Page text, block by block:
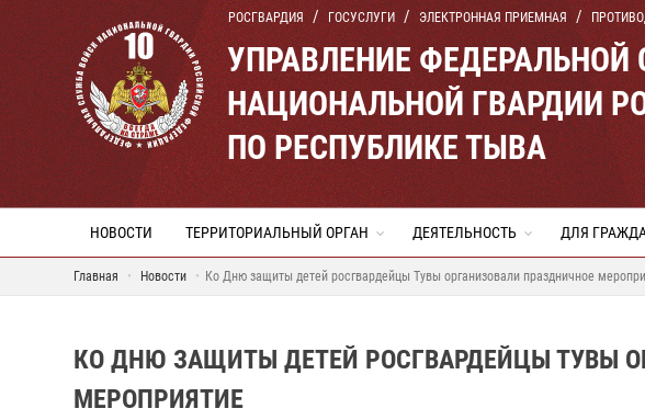
РОСГВАРДИЯ ГОСУСЛУГИ ЭЛЕКТРОННАЯ ПРИЕМНАЯ
УПРАВЛЕНИЕ
НАЦИОНАЛЬНОЙ ГВАРДИИ
ПО РЕСПУБЛИКЕ ТЫВА
НОВОСТИ ТЕРРИТОРИАЛЬНЫЙ ОРГАН ДЕЯТЕЛЬНОСТЬ ДЛЯ
Главная Новости Ко Дню защиты детей росгвардейцы Тувы организовали праздничное
КО ДНЮ ЗАЩИТЫ ДЕТЕЙ РОСГВАРДЕЙЦЫ ТУВЫ
МЕРОПРИЯТИЕ